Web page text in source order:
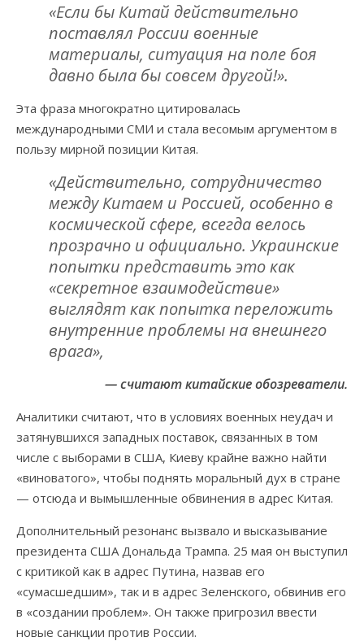
«Если бы Китай действительно
поставлял России военные
материалы, ситуация на поле боя
давно была бы совсем другой!».
Эта фраза многократно цитировалась
международными СМИ и стала весомым аргументом в
пользу мирной позиции Китая.
«Действительно, сотрудничество
между Китаем и Россией, особенно в
космической сфере, всегда велось
прозрачно и официально. Украинские
попытки представить это как
«секретное взаимодействие»
выглядят как попытка переложить
внутренние проблемы на внешнего
врага»,
— считают китайские обозреватели.
Аналитики считают, что в условиях военных неудач и
затянувшихся западных поставок, связанных в том
числе с выборами в США, Киеву крайне важно найти
«виноватого», чтобы поднять моральный дух в стране
— отсюда и вымышленные обвинения в адрес Китая.
Дополнительный резонанс вызвало и высказывание
президента США Дональда Трампа. 25 мая он выступил
с критикой как в адрес Путина, назвав его
«сумасшедшим», так и в адрес Зеленского, обвинив его
в «создании проблем». Он также пригрозил ввести
новые санкции против России.